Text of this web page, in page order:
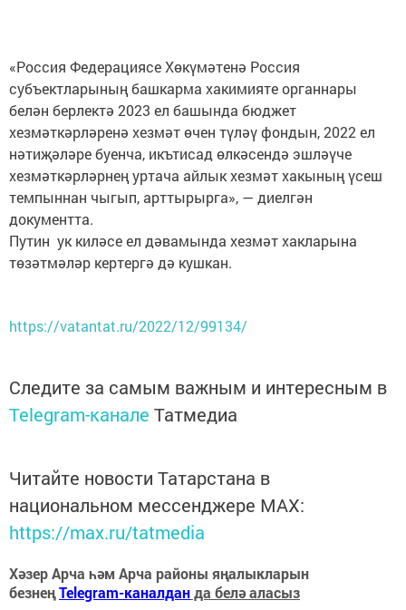
«Россия Федерациясе Хөкүмәтенә Россия
субъектларының башкарма хакимияте органнары
белән берлектә 2023 ел башында бюджет
хезмәткәрләренә хезмәт өчен түләү фондын, 2022 ел
нәтиҗәләре буенча, икътисад өлкәсендә эшләүче
хезмәткәрләрнең уртача айлык хезмәт хакының үсеш
темпыннан чыгып, арттырырга», — диелгән
документта.
Путин ук киләсе ел дәвамында хезмәт хакларына
төзәтмәләр кертергә дә кушкан.
https://vatantat.ru/2022/12/99134/
Следите за самым важным и интересным в
Telegram-канале Татмедиа
Читайте новости Татарстана в
национальном мессенджере MАХ:
https://max.ru/tatmedia
Хәзер Арча һәм Арча районы яңалыкларын
безнеңTelegram-каналданда белә аласыз